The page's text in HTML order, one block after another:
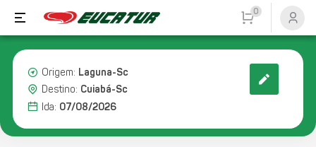
0
Origem: Laguna-Sc
Destino: Cuiabá-Sc
Ida: 07/08/2026